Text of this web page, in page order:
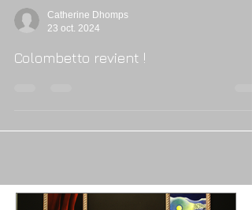
23 oct. 2024